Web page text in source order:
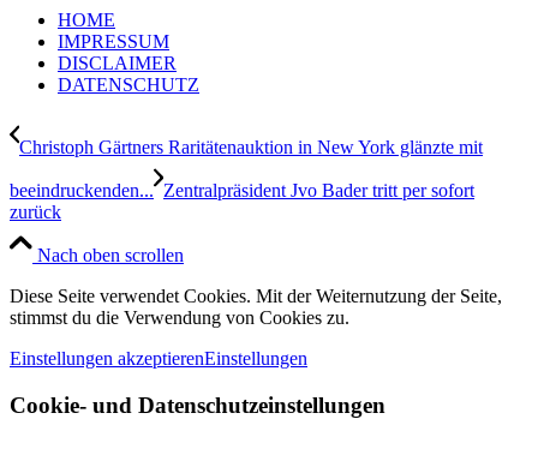
HOME
IMPRESSUM
DISCLAIMER
DATENSCHUTZ
Christoph Gärtners Raritätenauktion in New York glänzte mit
beeindruckenden... Zentralpräsident Jvo Bader tritt per sofort
zurück
Nach oben scrollen
Diese Seite verwendet Cookies. Mit der Weiternutzung der Seite,
stimmst du die Verwendung von Cookies zu.
Einstellungen akzeptierenEinstellungen
Cookie- und Datenschutzeinstellungen